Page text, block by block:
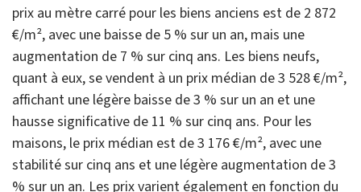
prix au mètre carré pour les biens anciens est de 2 872
€/m², avec une baisse de 5 % sur un an, mais une
augmentation de 7 % sur cinq ans. Les biens neufs,
quant à eux, se vendent à un prix médian de 3 528 €/m²,
affichant une légère baisse de 3 % sur un an et une
hausse significative de 11 % sur cinq ans. Pour les
maisons, le prix médian est de 3 176 €/m², avec une
stabilité sur cinq ans et une légère augmentation de 3
% sur un an. Les prix varient également en fonction du